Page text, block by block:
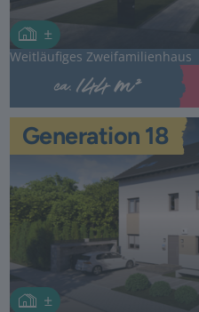
Weitläufiges Zweifamilienhaus
ca.144 m²
Generation 18